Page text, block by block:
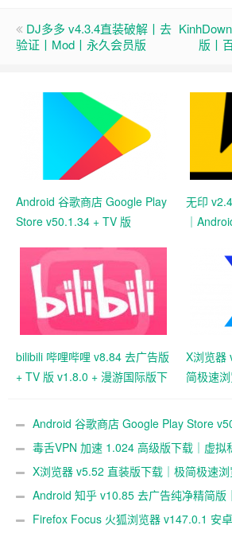
DJ多多 v4.3.4直装破解丨去
验证丨Mod丨永久会员版
版丨
Android 谷歌商店 Google Play
Store v50.1.34 + TV 版
用游戏下载与数字内容中心
无印
｜
bilibili 哔哩哔哩 v8.84 去广告版
+ TV 版 v1.8.0 + 漫游国际版下
放支持
X浏览器
简极速
Android 谷歌商店 Google Play Store
v35.8.44 官方安装包下载｜应用游戏下载
毒舌VPN 加速 1.024 高级版下载｜虚拟
跨境访问与隐私保护
X浏览器 v5.52 直装版下载｜极简极速浏
超轻 1M 体积浏览体验
Android 知乎 v10.85 去广告纯净精简版
览体验｜zhihu 安卓版
Firefox Focus 火狐浏览器 v147.0.1 安